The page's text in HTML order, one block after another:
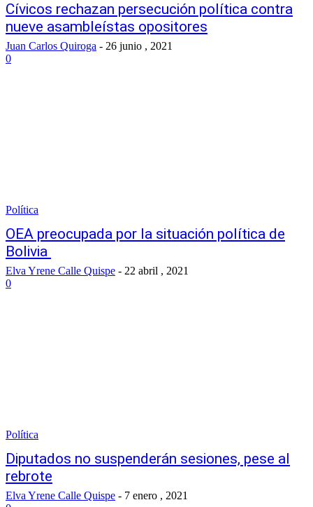
Cívicos rechazan persecución política contra
nueve asambleístas opositores
Juan Carlos Quiroga - 26 junio , 2021
0
Política
OEA preocupada por la situación política de
Bolivia
Elva Yrene Calle Quispe - 22 abril , 2021
0
Política
Diputados no suspenderán sesiones, pese al
rebrote
Elva Yrene Calle Quispe - 7 enero , 2021